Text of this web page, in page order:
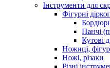
Інструменти для
Фігурні
Панчі
Кутові
Ножиці,
Ножі, різаки
Різні